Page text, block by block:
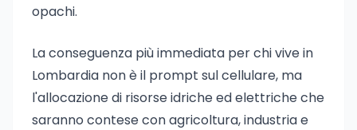
opachi.
La conseguenza più immediata per chi vive in
Lombardia non è il prompt sul cellulare, ma
l'allocazione di risorse idriche ed elettriche che
saranno contese con agricoltura, industria e